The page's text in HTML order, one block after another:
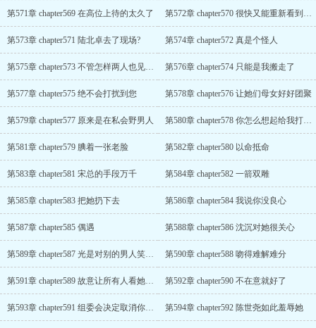
第571章 chapter569 在高位上待的太久了 第572章 chapter570 很快又能重新看到她了
第573章 chapter571 陆北卓去了现场? 第574章 chapter572 真是个怪人
第575章 chapter573 不管怎样两人也见不了面 第576章 chapter574 只能是我搬走了
第577章 chapter575 绝不会打扰到您 第578章 chapter576 让她们母女好好团聚
第579章 chapter577 原来是在私会野男人 第580章 chapter578 你怎么想起给我打电话了
第581章 chapter579 腆着一张老脸 第582章 chapter580 以命抵命
第583章 chapter581 宋总的手段万千 第584章 chapter582 一箭双雕
第585章 chapter583 把她扔下去 第586章 chapter584 我说你没良心
第587章 chapter585 偶遇 第588章 chapter586 沈沉对她很关心
第589章 chapter587 光是对别的男人笑一笑，他就忍不了 第590章 chapter588 吻得难解难分
第591章 chapter589 故意让所有人看她笑话 第592章 chapter590 不在意就好了
第593章 chapter591 组委会决定取消你的资格 第594章 chapter592 陈世尧如此羞辱她